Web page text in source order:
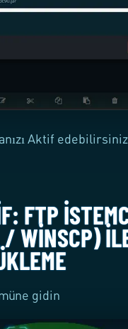
Aktif edebilirsiniz
FTP
WINSCP)
gidin